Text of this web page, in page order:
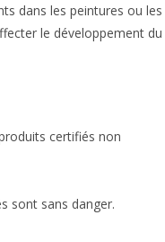
dans les peintures ou les
le développement du
certifiés non
sont sans danger.